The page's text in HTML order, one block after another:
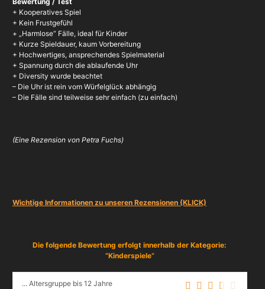
+ Kooperatives Spiel
+ Kein Frustgefühl
+ „Harmlose“ Fälle, ideal für Kinder
+ Kurze Spieldauer, kaum Vorbereitung
+ Hochwertiges, ansprechendes Spielmaterial
+ Spannung durch die ablaufende Uhr
+ Diversity wurde beachtet
– Die Uhr ist rein vom Würfelglück abhängig
– Die Fälle sind teilweise sehr einfach (zu einfach)
(Eine Rezension von Petra Fuchs)
Wichtige Informationen zu unseren Rezensionen (KLICK)
Die folgende Bewertung erfolgt innerhalb der Kategorie:
“Kinderspiele”
... Altersgruppe bis 12 Jahre